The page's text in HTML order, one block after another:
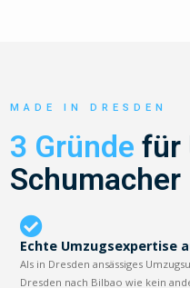
MADE IN DRESDEN
3 Gründe für
Schumacher
Echte Umzugsexpertise
Als in Dresden ansässiges
Dresden nach Bilbao wie kein